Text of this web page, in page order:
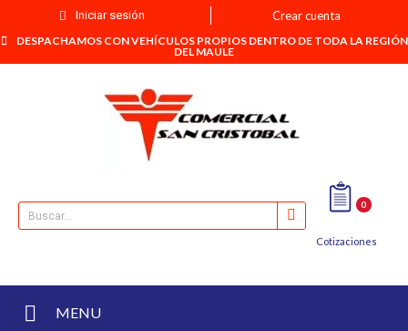
Iniciar sesión Crear cuenta
DESPACHAMOS CON VEHÍCULOS PROPIOS DENTRO DE TODA LA REGIÓN
DEL MAULE
0
Cotizaciones
MENU